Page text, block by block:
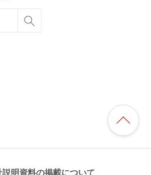
明資料の掲載について